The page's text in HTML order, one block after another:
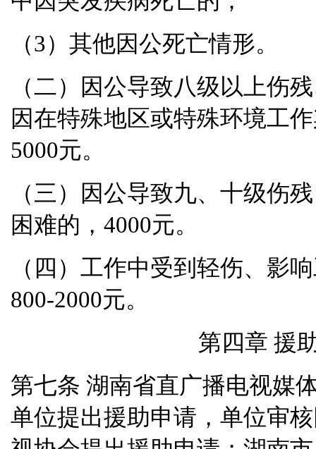
（3）其他因公死亡情形。
（二）因公导致八级以上伤
因在特殊地区或特殊环境工
5000元。
（三）因公导致九、十级伤
困难的， 4000元。
（四）工作中受到轻伤、影
800-2000元。
第四章 援
第七条 湖南省直广播电视媒
单位提出援助申请，单位审